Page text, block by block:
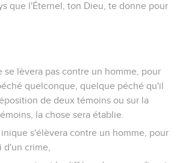
que l'Éternel, ton Dieu, te donne pour
se lèvera pas contre un homme, pour
quelconque, quelque péché qu'il
de deux témoins ou sur la
la chose sera établie.
s'élèvera contre un homme, pour
crime,